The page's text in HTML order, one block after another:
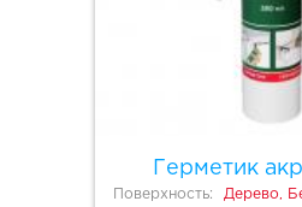
Герметик
Поверхность:
Дерево,